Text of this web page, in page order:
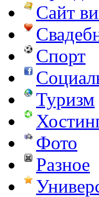
Сайт
Спорт
Туризм
Фото
Разное